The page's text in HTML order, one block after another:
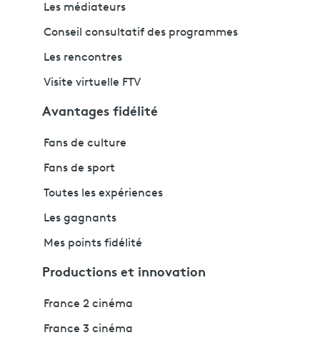
Les médiateurs
Conseil consultatif des programmes
Les rencontres
Visite virtuelle FTV
Avantages fidélité
Fans de culture
Fans de sport
Toutes les expériences
Les gagnants
Mes points fidélité
Productions et innovation
France 2 cinéma
France 3 cinéma